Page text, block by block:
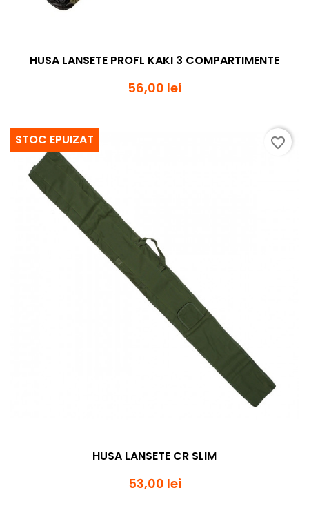
HUSA LANSETE PROFL KAKI 3 COMPARTIMENTE
56,00 lei
HUSA LANSETE CR SLIM
53,00 lei
STOC EPUIZAT favorite_border